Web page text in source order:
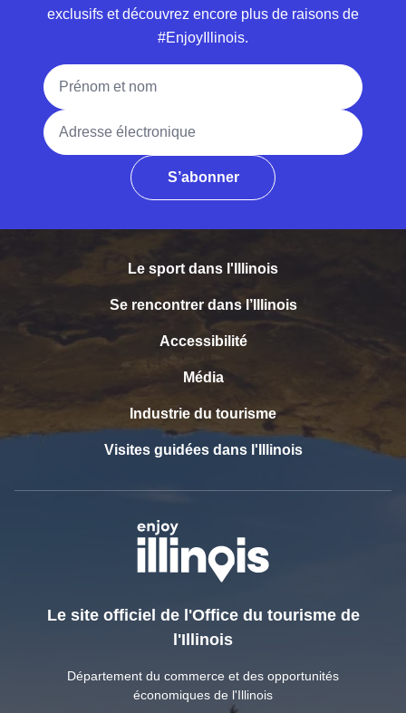
exclusifs et découvrez encore plus de raisons de
#EnjoyIllinois.
Nom complet
Adresse électronique
S’abonner
Le sport dans l'Illinois
Se rencontrer dans l’Illinois
Accessibilité
Média
Industrie du tourisme
Visites guidées dans l'Illinois
Le site officiel de l'Office du tourisme de
l'Illinois
Département du commerce et des opportunités
économiques de l'Illinois